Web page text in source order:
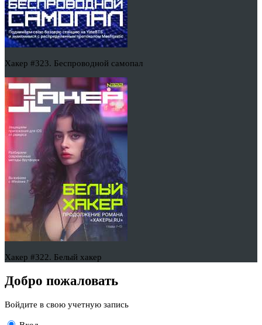
Хакер #323. Беспроводной самопал
Хакер #322. Белый хакер
Добро пожаловать
Войдите в свою учетную запись